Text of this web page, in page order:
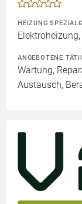
HEIZUNG
ANGEBOTENE
Wartung,
Austausch,